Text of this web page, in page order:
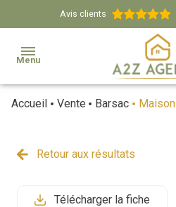
Avis clients
Menu
Estimation
Immobiliers
Accueil Vente Barsac Maison
Retour aux résultats
Télécharger la fiche